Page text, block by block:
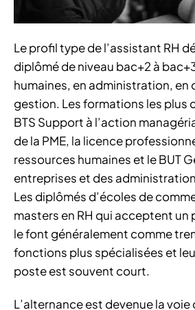
Le profil type de l’assistant RH
diplômé de niveau bac+2 à
humaines, en administration, en
gestion. Les formations les plus
BTS Support à l’action
de la PME, la licence
ressources humaines et le BUT
entreprises et des
Les diplômés d’écoles de
masters en RH qui acceptent un
le font généralement comme
fonctions plus spécialisées et
poste est souvent court.
L’alternance est devenue la voie